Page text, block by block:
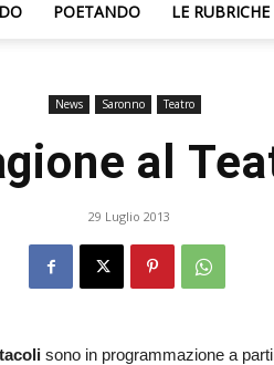
POETANDO LE
News Saronno Teatro
al
29 Luglio 2013
sono in programmazione a